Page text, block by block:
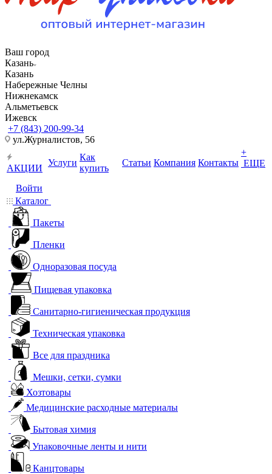
Ваш город
Казань
Казань
Набережные Челны
Нижнекамск
Альметьевск
Ижевск
+7 (843) 200-99-34
ул.Журналистов, 56
АКЦИИ
Услуги
Как
купить
Статьи Компания Контакты
+
ЕЩЕ
Войти
Каталог
Пакеты
Пленки
Одноразовая посуда
Пищевая упаковка
Санитарно-гигиеническая продукция
Техническая упаковка
Все для праздника
Мешки, сетки, сумки
Хозтовары
Медицинские расходные материалы
Бытовая химия
Упаковочные ленты и нити
Канцтовары